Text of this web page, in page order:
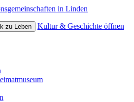
in Linden
zu Leben
Kultur & Geschichte öffnen